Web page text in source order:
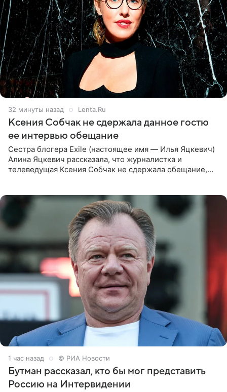
32 минуты назад Lenta.Ru
Ксения Собчак не сдержала данное гостю
ее интервью обещание
Сестра блогера Exile (настоящее имя — Илья Яцкевич)
Алина Яцкевич рассказала, что журналистка и
телеведущая Ксения Собчак не сдержала обещание,
1 час назад © РИА Новости
Бутман рассказал, кто бы мог представить
Россию на Интервидении